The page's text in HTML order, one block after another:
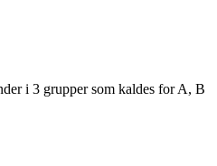
i 3 grupper som kaldes for A, B